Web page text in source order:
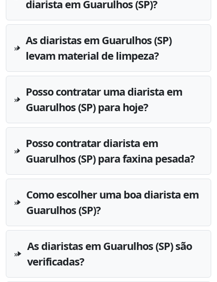
diarista em Guarulhos (SP)?
As diaristas em Guarulhos (SP)
levam material de limpeza?
Posso contratar uma diarista em
Guarulhos (SP) para hoje?
Posso contratar diarista em
Guarulhos (SP) para faxina pesada?
Como escolher uma boa diarista em
Guarulhos (SP)?
As diaristas em Guarulhos (SP) são
verificadas?